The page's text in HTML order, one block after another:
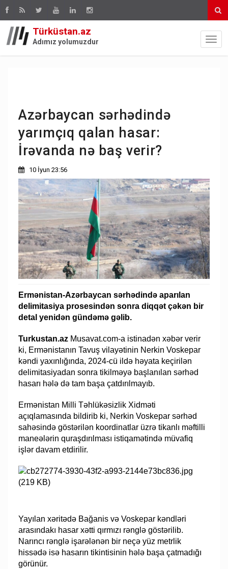
Türküstan.az
Adımız yolumuzdur
Azərbaycan sərhədində
yarımçıq qalan hasar:
İrəvanda nə baş verir?
10 İyun 23:56
Ermənistan-Azərbaycan sərhədində aparılan
delimitasiya prosesindən sonra diqqət çəkən bir
detal yenidən gündəmə gəlib.
Turkustan.az Musavat.com-a istinadən xəbər verir
ki, Ermənistanın Tavuş vilayətinin Nerkin Voskepar
kəndi yaxınlığında, 2024-cü ildə həyata keçirilən
delimitasiyadan sonra tikilməyə başlanılan sərhəd
hasarı hələ də tam başa çatdırılmayıb.
Ermənistan Milli Təhlükəsizlik Xidməti
açıqlamasında bildirib ki, Nerkin Voskepar sərhəd
sahəsində göstərilən koordinatlar üzrə tikanlı məftilli
maneələrin quraşdırılması istiqamətində müvafiq
işlər davam etdirilir.
Yayılan xəritədə Bağanis və Voskepar kəndləri
arasındakı hasar xətti qırmızı rənglə göstərilib.
Narıncı rənglə işarələnən bir neçə yüz metrlik
hissədə isə hasarın tikintisinin hələ başa çatmadığı
görünür.